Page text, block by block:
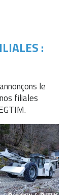
:
le
filiales